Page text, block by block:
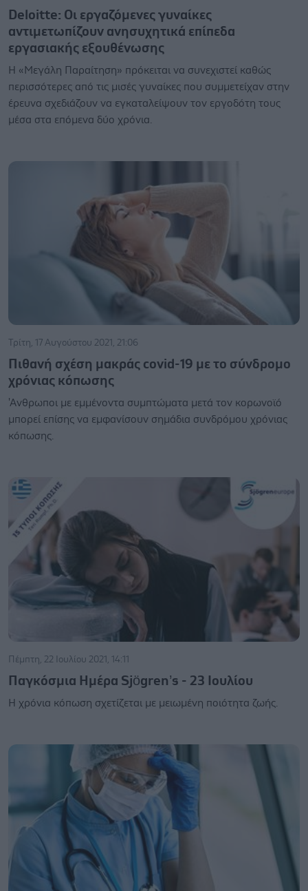
Deloitte: Οι εργαζόμενες γυναίκες
αντιμετωπίζουν ανησυχητικά επίπεδα
εργασιακής εξουθένωσης
Η «Μεγάλη Παραίτηση» πρόκειται να συνεχιστεί καθώς
περισσότερες από τις μισές γυναίκες που συμμετείχαν στην
έρευνα σχεδιάζουν να εγκαταλείψουν τον εργοδότη τους
μέσα στα επόμενα δύο χρόνια.
Τρίτη, 17 Αυγούστου 2021, 21:06
Πιθανή σχέση μακράς covid-19 με το σύνδρομο
χρόνιας κόπωσης
'Ανθρωποι με εμμένοντα συμπτώματα μετά τον κορωνοϊό
μπορεί επίσης να εμφανίσουν σημάδια συνδρόμου χρόνιας
κόπωσης.
Πέμπτη, 22 Ιουλίου 2021, 14:11
Παγκόσμια Ημέρα Sjögren’s - 23 Ιουλίου
Η χρόνια κόπωση σχετίζεται με μειωμένη ποιότητα ζωής.